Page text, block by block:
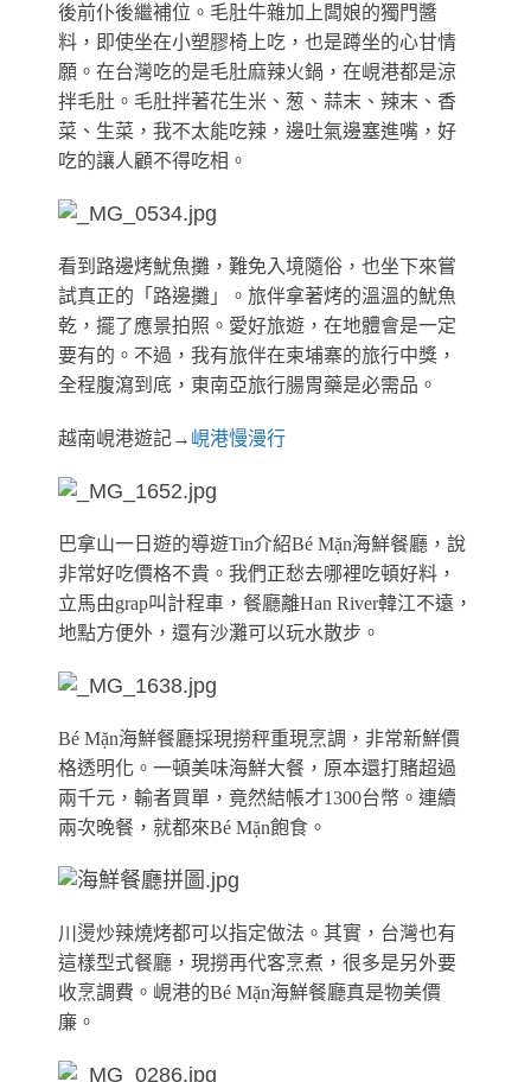
後前仆後繼補位。 毛肚牛雜加上闆娘的獨門醬
料，即使坐在小塑膠椅上吃，也是蹲坐的心甘情
願。在台灣吃的是毛肚麻辣火鍋，在峴港都是涼
拌毛肚。毛肚拌著花生米、葱、蒜末、辣末、香
菜、生菜，我不太能吃辣，邊吐氣邊塞進嘴，好
吃的讓人顧不得吃相。
看到路邊烤魷魚攤，難免入境隨俗，也坐下來嘗
試真正的「路邊攤」。 旅伴拿著烤的溫溫的魷魚
乾，擺了應景拍照。愛好旅遊，在地體會是一定
要有的。不過，我有旅伴在柬埔寨的旅行中獎，
全程腹瀉到底，東南亞旅行腸胃藥是必需品。
越南峴港遊記→ 峴港慢漫行
巴拿山一日遊的導遊Tin介紹Bé Mặn海鮮餐廳，說
非常好吃價格不貴。我們正愁去哪裡吃頓好料，
立馬由grap叫計程車，餐廳離Han River韓江不遠，
地點方便外，還有沙灘可以玩水散步。
Bé Mặn海鮮餐廳採現撈秤重現烹調，非常新鮮價
格透明化。一頓美味海鮮大餐，原本還打賭超過
兩千元，輸者買單，竟然結帳才1300台幣。連續
兩次晚餐，就都來Bé Mặn飽食。
川燙炒辣燒烤都可以指定做法。其實，台灣也有
這樣型式餐廳，現撈再代客烹煮，很多是另外要
收烹調費。峴港的Bé Mặn海鮮餐廳真是物美價
廉。